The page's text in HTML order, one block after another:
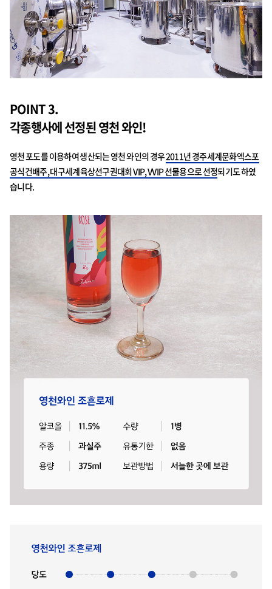
POINT 3.
각종행사에 선정된 영천 와인!
영천 포도를 이용하여 생산되는 영천 와인의 경우2011년 경주세계문화엑스포
공식건배주, 대구세계육상선구권대회 VIP, VVIP 선물용으로 선정되기도 하였
습니다.